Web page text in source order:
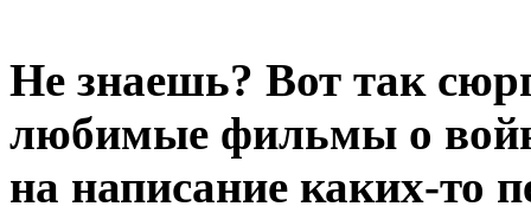
Не знаешь? Вот так
любимые фильмы о
на написание каких-то